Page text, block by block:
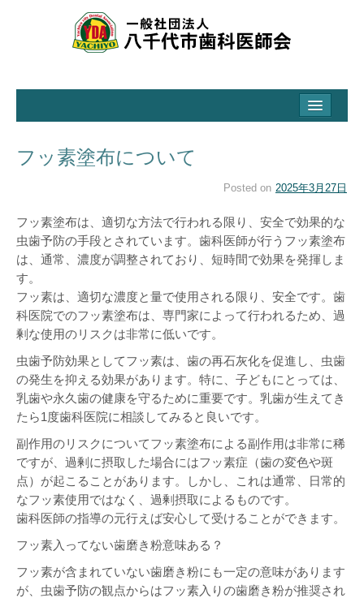
会の活動と取り組み
学校歯科保健・地域保健事業
イベント
歯っぴいやちよ事業
講習会
歯の豆知識
会員歯科医療機関
フッ素塗布について
Posted on 2025年3月27日
フッ素塗布は、適切な方法で行われる限り、安全で効果的な
虫歯予防の手段とされています。歯科医師が行うフッ素塗布
は、通常、濃度が調整されており、短時間で効果を発揮しま
す。
フッ素は、適切な濃度と量で使用される限り、安全です。歯
科医院でのフッ素塗布は、専門家によって行われるため、過
剰な使用のリスクは非常に低いです。
虫歯予防効果としてフッ素は、歯の再石灰化を促進し、虫歯
の発生を抑える効果があります。特に、子どもにとっては、
乳歯や永久歯の健康を守るために重要です。乳歯が生えてき
たら1度歯科医院に相談してみると良いです。
副作用のリスクについてフッ素塗布による副作用は非常に稀
ですが、過剰に摂取した場合にはフッ素症（歯の変色や斑
点）が起こることがあります。しかし、これは通常、日常的
なフッ素使用ではなく、過剰摂取によるものです。
歯科医師の指導の元行えば安心して受けることができます。
フッ素入ってない歯磨き粉意味ある？
フッ素が含まれていない歯磨き粉にも一定の意味があります
が、虫歯予防の観点からはフッ素入りの歯磨き粉が推奨され